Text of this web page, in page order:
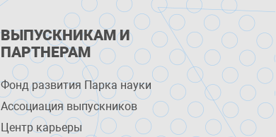
ВЫПУСКНИКАМ И
ПАРТНЕРАМ
Фонд развития Парка науки
Ассоциация выпускников
Центр карьеры